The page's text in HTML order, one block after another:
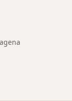
ciudad